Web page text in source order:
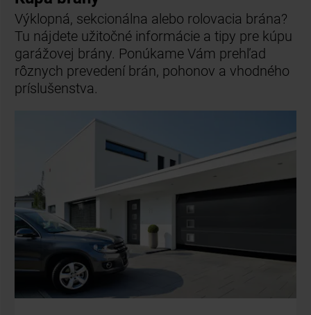
Výklopná, sekcionálna alebo rolovacia brána?
Tu nájdete užitočné informácie a tipy pre kúpu
garážovej brány. Ponúkame Vám prehľad
rôznych prevedení brán, pohonov a vhodného
príslušenstva.